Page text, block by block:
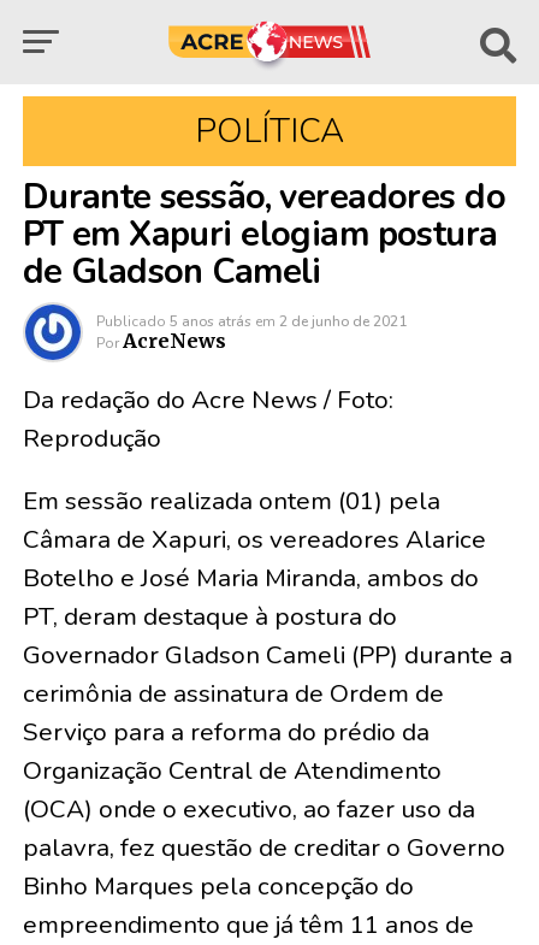
POLÍTICA
Durante sessão, vereadores do
PT em Xapuri elogiam postura
de Gladson Cameli
Publicado 5 anos atrás em 2 de junho de 2021
Por AcreNews
Da redação do Acre News / Foto:
Reprodução
Em sessão realizada ontem (01) pela
Câmara de Xapuri, os vereadores Alarice
Botelho e José Maria Miranda, ambos do
PT, deram destaque à postura do
Governador Gladson Cameli (PP) durante a
cerimônia de assinatura de Ordem de
Serviço para a reforma do prédio da
Organização Central de Atendimento
(OCA) onde o executivo, ao fazer uso da
palavra, fez questão de creditar o Governo
Binho Marques pela concepção do
empreendimento que já têm 11 anos de